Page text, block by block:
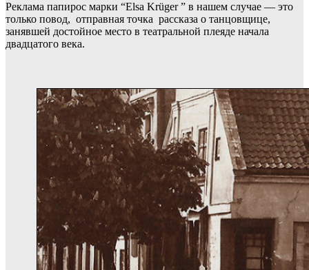
Реклама папирос марки “Elsa Krüger ” в нашем случае — это
только повод, отправная точка рассказа о танцовщице,
занявшей достойное место в театральной плеяде начала
двадцатого века.